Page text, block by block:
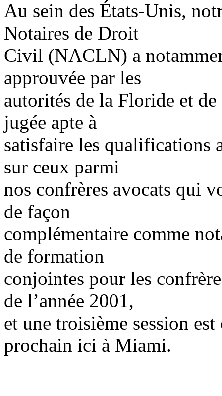
Au sein des États-Unis,
Notaires de Droit
Civil (NACLN) a
approuvée par les
autorités de la Floride et
jugée apte à
satisfaire les qualifications
sur ceux parmi
nos confrères avocats qui
de façon
complémentaire comme
de formation
conjointes pour les
de l’année 2001,
et une troisième session
prochain ici à Miami.